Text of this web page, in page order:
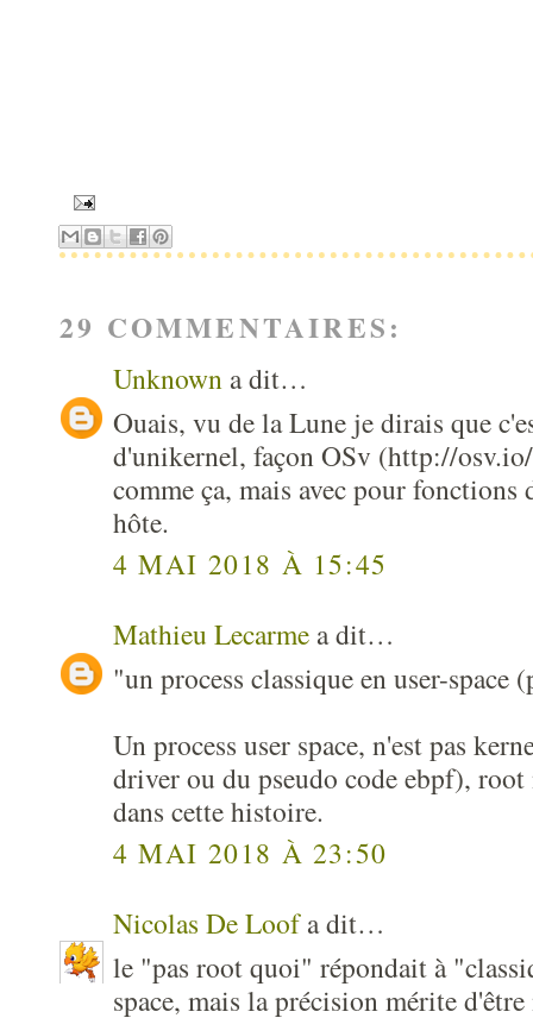
29 COMMENTAIRES:
Unknown a dit…
Ouais, vu de la Lune je dirais que
d'unikernel, façon OSv (http://
comme ça, mais avec pour
hôte.
4 MAI 2018 À 15:45
Mathieu Lecarme a dit…
"un process classique en user-space
Un process user space, n'est pas
driver ou du pseudo code ebpf),
dans cette histoire.
4 MAI 2018 À 23:50
Nicolas De Loofa dit…
le "pas root quoi" répondait à
space, mais la précision mérite